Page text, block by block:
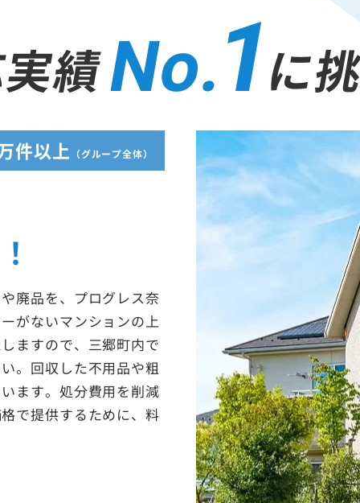
績No.1に
件以上 （グループ全体）
廃品を、プログレス奈
がないマンションの上
ますので、三郷町内で
。回収した不用品や粗
ます。処分費用を削減
で提供するために、料